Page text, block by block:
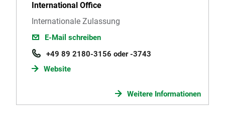
International Office
Internationale Zulassung
E-Mail schreiben
+49 89 2180-3156 oder -3743
Website
Weitere Informationen